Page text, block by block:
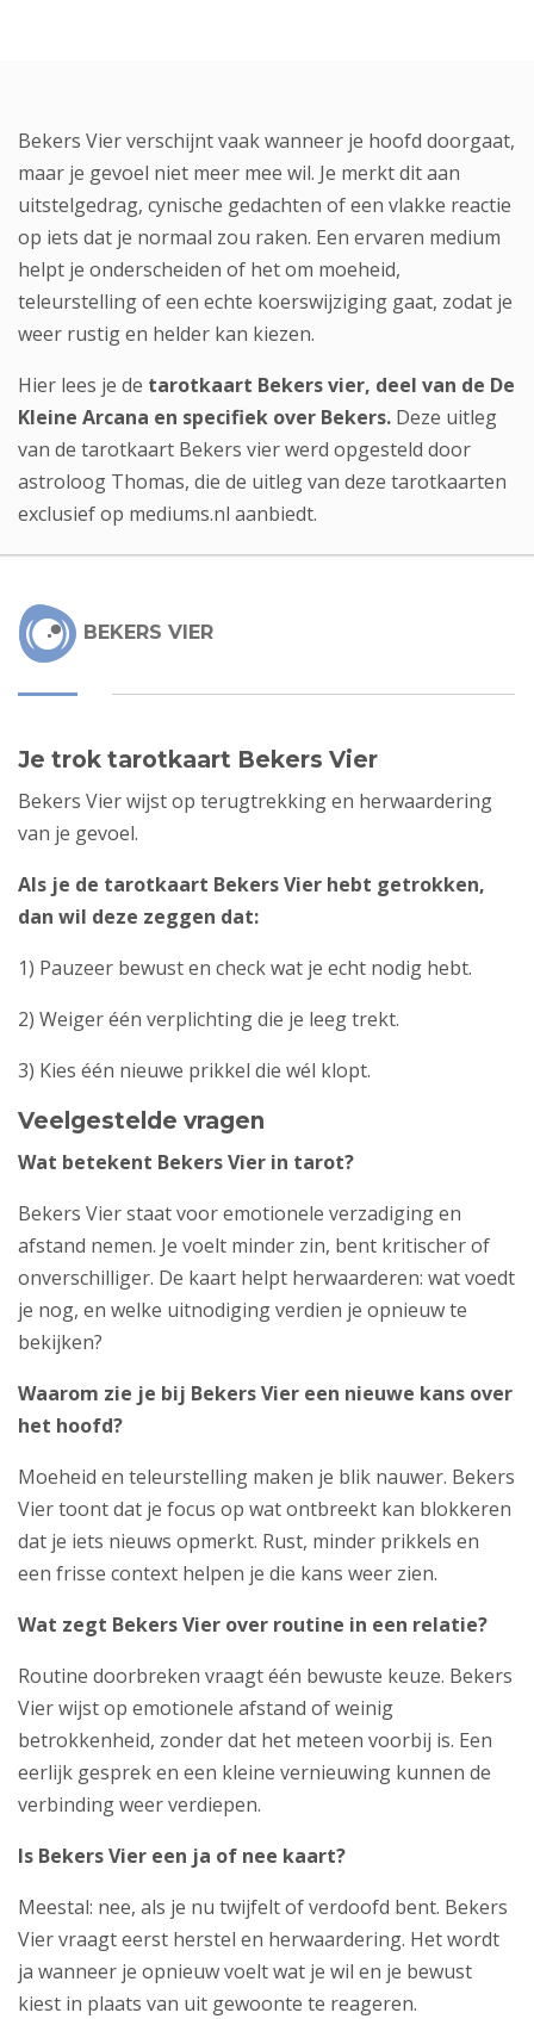
Bekers Vier verschijnt vaak wanneer je hoofd doorgaat,
maar je gevoel niet meer mee wil. Je merkt dit aan
uitstelgedrag, cynische gedachten of een vlakke reactie
op iets dat je normaal zou raken. Een ervaren medium
helpt je onderscheiden of het om moeheid,
teleurstelling of een echte koerswijziging gaat, zodat je
weer rustig en helder kan kiezen.
Hier lees je de tarotkaart Bekers vier, deel van de De
Kleine Arcana en specifiek over Bekers. Deze uitleg
van de tarotkaart Bekers vier werd opgesteld door
astroloog Thomas, die de uitleg van deze tarotkaarten
exclusief op mediums.nl aanbiedt.
BEKERS VIER
Je trok tarotkaart Bekers Vier
Bekers Vier wijst op terugtrekking en herwaardering
van je gevoel.
Als je de tarotkaart Bekers Vier hebt getrokken,
dan wil deze zeggen dat:
1) Pauzeer bewust en check wat je echt nodig hebt.
2) Weiger één verplichting die je leeg trekt.
3) Kies één nieuwe prikkel die wél klopt.
Veelgestelde vragen
Wat betekent Bekers Vier in tarot?
Bekers Vier staat voor emotionele verzadiging en
afstand nemen. Je voelt minder zin, bent kritischer of
onverschilliger. De kaart helpt herwaarderen: wat voedt
je nog, en welke uitnodiging verdien je opnieuw te
bekijken?
Waarom zie je bij Bekers Vier een nieuwe kans over
het hoofd?
Moeheid en teleurstelling maken je blik nauwer. Bekers
Vier toont dat je focus op wat ontbreekt kan blokkeren
dat je iets nieuws opmerkt. Rust, minder prikkels en
een frisse context helpen je die kans weer zien.
Wat zegt Bekers Vier over routine in een relatie?
Routine doorbreken vraagt één bewuste keuze. Bekers
Vier wijst op emotionele afstand of weinig
betrokkenheid, zonder dat het meteen voorbij is. Een
eerlijk gesprek en een kleine vernieuwing kunnen de
verbinding weer verdiepen.
Is Bekers Vier een ja of nee kaart?
Meestal: nee, als je nu twijfelt of verdoofd bent. Bekers
Vier vraagt eerst herstel en herwaardering. Het wordt
ja wanneer je opnieuw voelt wat je wil en je bewust
kiest in plaats van uit gewoonte te reageren.